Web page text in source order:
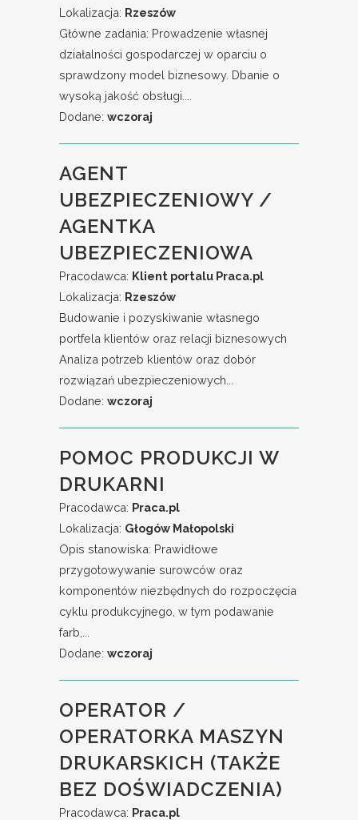
Lokalizacja: Rzeszów
Główne zadania: Prowadzenie własnej
działalności gospodarczej w oparciu o
sprawdzony model biznesowy. Dbanie o
wysoką jakość obsługi....
Dodane: wczoraj
AGENT
UBEZPIECZENIOWY /
AGENTKA
UBEZPIECZENIOWA
Pracodawca: Klient portalu Praca.pl
Lokalizacja: Rzeszów
Budowanie i pozyskiwanie własnego
portfela klientów oraz relacji biznesowych
Analiza potrzeb klientów oraz dobór
rozwiązań ubezpieczeniowych...
Dodane: wczoraj
POMOC PRODUKCJI W
DRUKARNI
Pracodawca: Praca.pl
Lokalizacja: Głogów Małopolski
Opis stanowiska: Prawidłowe
przygotowywanie surowców oraz
komponentów niezbędnych do rozpoczęcia
cyklu produkcyjnego, w tym podawanie
farb,...
Dodane: wczoraj
OPERATOR /
OPERATORKA MASZYN
DRUKARSKICH (TAKŻE
BEZ DOŚWIADCZENIA)
Pracodawca: Praca.pl